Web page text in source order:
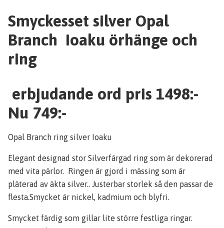
Smyckesset silver Opal
Branch Ioaku örhänge och
ring
erbjudande ord pris 1498:-
Nu 749:-
Opal Branch ring silver Ioaku
Elegant designad stor Silverfärgad ring som är dekorerad
med vita pärlor. Ringen är gjord i mässing som är
pläterad av äkta silver.. Justerbar storlek så den passar de
flesta.Smycket är nickel, kadmium och blyfri.
Smycket färdig som gillar lite större festliga ringar.